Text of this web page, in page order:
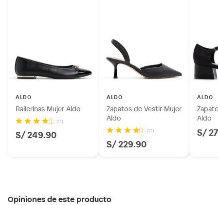
ALDO
Ballerinas Mujer Aldo
(11)
S/ 249.90
ALDO
Zapatos de Vestir Mujer
Aldo
(21)
S/ 229.90
ALDO
Aldo
S/
Opiniones de este producto